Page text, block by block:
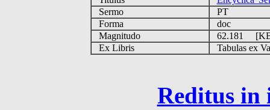
Sermo
PT
Forma
doc
Magnitudo
62.181
Ex Libris
Tabulas ex
Reditus in